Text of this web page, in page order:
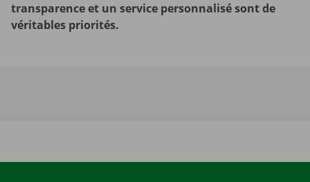
transparence et un service personnalisé sont de
véritables priorités.